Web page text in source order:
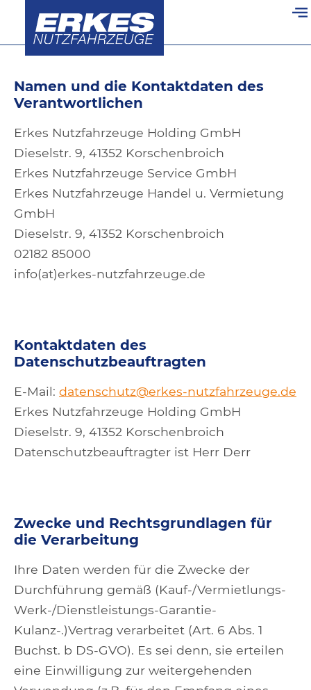
springen
Information nach Art. 13
DSGVO
Namen und die Kontaktdaten des
Verantwortlichen
Erkes Nutzfahrzeuge Holding GmbH
Dieselstr. 9, 41352 Korschenbroich
Erkes Nutzfahrzeuge Service GmbH
Erkes Nutzfahrzeuge Handel u. Vermietung
GmbH
Dieselstr. 9, 41352 Korschenbroich
02182 85000
info(at)erkes-nutzfahrzeuge.de
Kontaktdaten des
Datenschutzbeauftragten
E-Mail: datenschutz@erkes-nutzfahrzeuge.de
Erkes Nutzfahrzeuge Holding GmbH
Dieselstr. 9, 41352 Korschenbroich
Datenschutzbeauftragter ist Herr Derr
Zwecke und Rechtsgrundlagen für
die Verarbeitung
Ihre Daten werden für die Zwecke der
Durchführung gemäß (Kauf-/Vermietlungs-
Werk-/Dienstleistungs-Garantie-
Kulanz-.)Vertrag verarbeitet (Art. 6 Abs. 1
Buchst. b DS-GVO). Es sei denn, sie erteilen
eine Einwilligung zur weitergehenden